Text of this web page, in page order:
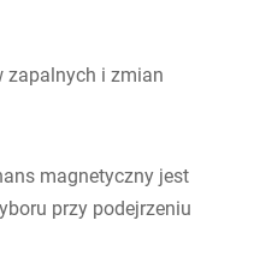
zapalnych i zmian
magnetyczny jest
przy podejrzeniu